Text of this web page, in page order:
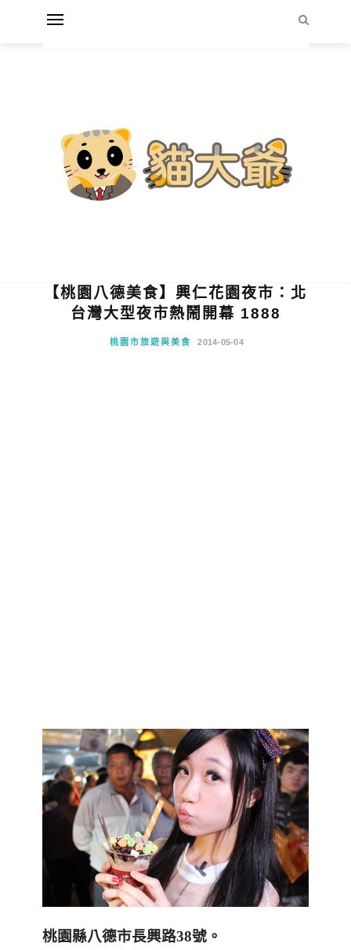
【桃園八德美食】興仁花園夜市：北
台灣大型夜市熱鬧開幕 1888
桃園市旅遊與美食 2014-05-04
桃園縣八德市長興路38號。